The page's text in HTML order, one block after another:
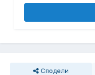
Сподели